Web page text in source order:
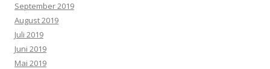
September 2019
August 2019
Juli 2019
Juni 2019
Mai 2019